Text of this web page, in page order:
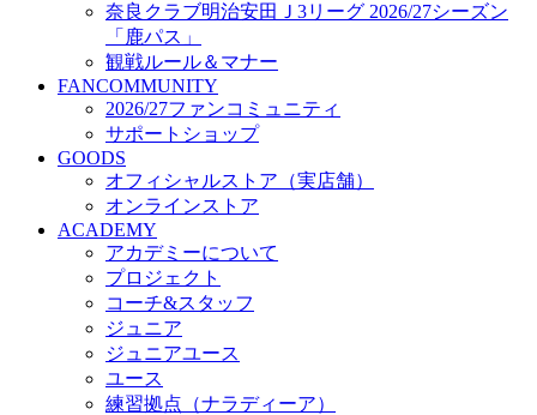
CLUB
2026/27 パートナー企業
パートナー募集
クラブ理念
クラブ情報
サステナビリティ
Web制作支援
応援プロジェクト
奈良クラブ明治安田Ｊ3リーグ 2026/27シーズン
「鹿パス」
観戦ルール＆マナー
FANCOMMUNITY
2026/27ファンコミュニティ
サポートショップ
GOODS
オフィシャルストア（実店舗）
オンラインストア
ACADEMY
アカデミーについて
プロジェクト
コーチ&スタッフ
ジュニア
ジュニアユース
ユース
練習拠点（ナラディーア）